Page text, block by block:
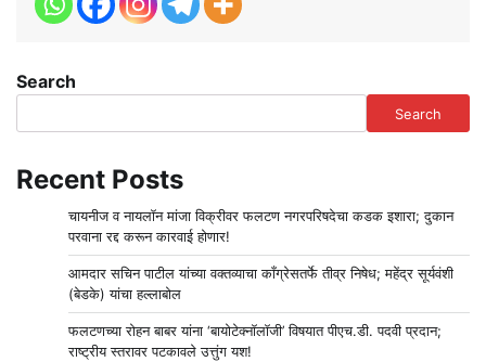
Search
Search
Recent Posts
चायनीज व नायलॉन मांजा विक्रीवर फलटण नगरपरिषदेचा कडक इशारा; दुकान
परवाना रद्द करून कारवाई होणार!
आमदार सचिन पाटील यांच्या वक्तव्याचा काँग्रेसतर्फे तीव्र निषेध; महेंद्र सूर्यवंशी
(बेडके) यांचा हल्लाबोल
फलटणच्या रोहन बाबर यांना ‘बायोटेक्नॉलॉजी’ विषयात पीएच.डी. पदवी प्रदान;
राष्ट्रीय स्तरावर पटकावले उत्तुंग यश!